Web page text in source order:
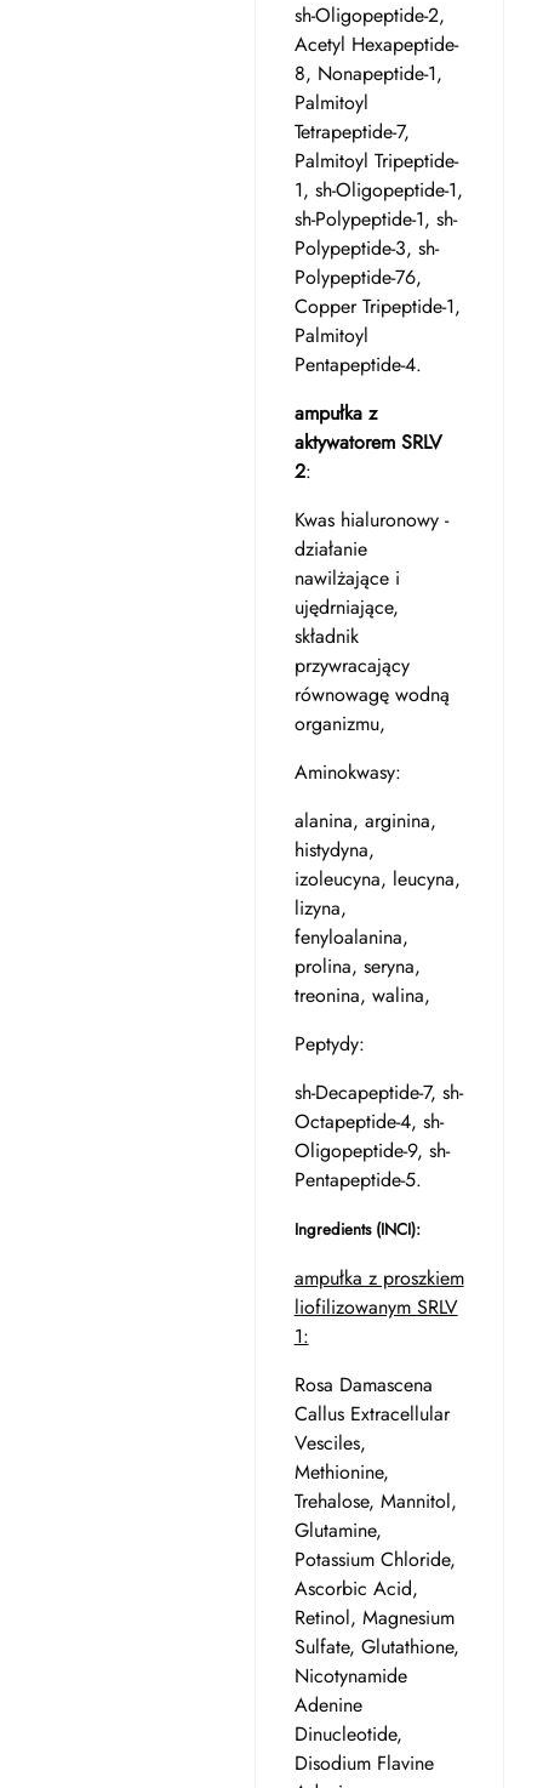
sh-Oligopeptide-2,
Acetyl Hexapeptide-
8, Nonapeptide-1,
Palmitoyl
Tetrapeptide-7,
Palmitoyl Tripeptide-
1, sh-Oligopeptide-1,
sh-Polypeptide-1, sh-
Polypeptide-3, sh-
Polypeptide-76,
Copper Tripeptide-1,
Palmitoyl
Pentapeptide-4.
ampułka z
aktywatorem SRLV
2:
Kwas hialuronowy -
działanie
nawilżające i
ujędrniające,
składnik
przywracający
równowagę wodną
organizmu,
Aminokwasy:
alanina, arginina,
histydyna,
izoleucyna, leucyna,
lizyna,
fenyloalanina,
prolina, seryna,
treonina, walina,
Peptydy:
sh-Decapeptide-7, sh-
Octapeptide-4, sh-
Oligopeptide-9, sh-
Pentapeptide-5.
Ingredients (INCI):
ampułka z proszkiem
liofilizowanym SRLV
1:
Rosa Damascena
Callus Extracellular
Vesciles,
Methionine,
Trehalose, Mannitol,
Glutamine,
Potassium Chloride,
Ascorbic Acid,
Retinol, Magnesium
Sulfate, Glutathione,
Nicotynamide
Adenine
Dinucleotide,
Disodium Flavine